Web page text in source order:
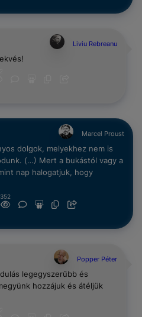
Liviu Rebreanu
Marcel Proust
dolgok, melyekhez nem is
(…) Mert a bukástól vagy a
nap halogatjuk, hogy
352
Popper Péter
legegyszerűbb és
hozzájuk és átéljük